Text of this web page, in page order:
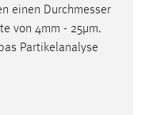
einen Durchmesser
von 4mm - 25µm.
Partikelanalyse
wird in diesem Cookie